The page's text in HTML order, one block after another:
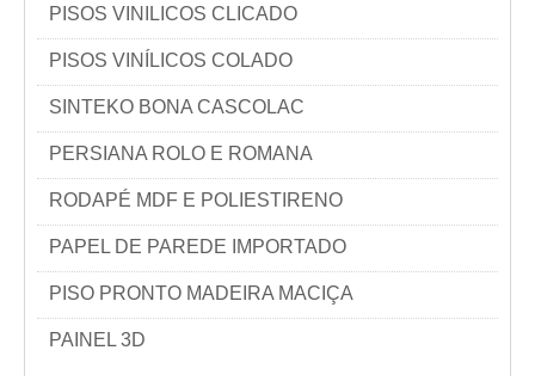
PISOS VINILICOS CLICADO
PISOS VINÍLICOS COLADO
SINTEKO BONA CASCOLAC
PERSIANA ROLO E ROMANA
RODAPÉ MDF E POLIESTIRENO
PAPEL DE PAREDE IMPORTADO
PISO PRONTO MADEIRA MACIÇA
PAINEL 3D